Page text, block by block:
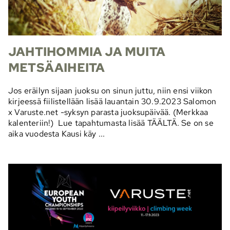
JAHTIHOMMIA JA MUITA
METSÄAIHEITA
Jos eräilyn sijaan juoksu on sinun juttu, niin ensi viikon
kirjeessä fiilistellään lisää lauantain 30.9.2023 Salomon
x Varuste.net -syksyn parasta juoksupäivää. (Merkkaa
kalenteriin!) Lue tapahtumasta lisää TÄÄLTÄ. Se on se
aika vuodesta Kausi käy ...